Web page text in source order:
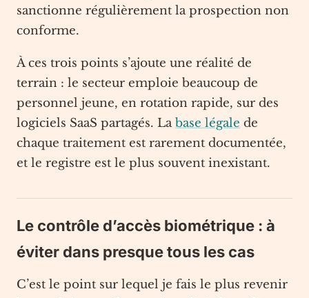
sanctionne régulièrement la prospection non
conforme.
À ces trois points s’ajoute une réalité de
terrain : le secteur emploie beaucoup de
personnel jeune, en rotation rapide, sur des
logiciels SaaS partagés. La base légale de
chaque traitement est rarement documentée,
et le registre est le plus souvent inexistant.
Le contrôle d’accès biométrique : à
éviter dans presque tous les cas
C’est le point sur lequel je fais le plus revenir